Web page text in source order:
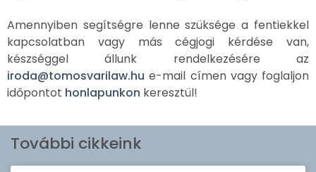
Amennyiben segítségre lenne szüksége a fentiekkel
kapcsolatban vagy más cégjogi kérdése van,
készséggel állunk rendelkezésére az
iroda@tomosvarilaw.hu e-mail címen vagy foglaljon
időpontot honlapunkon keresztül!
További cikkeink